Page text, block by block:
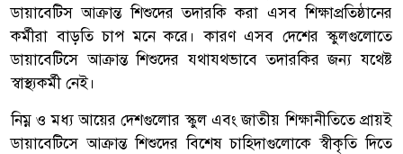
ডায়াবেটিস আক্রান্ত শিশুদের তদারকি করা এসব শিক্ষাপ্রতিষ্ঠানের
কর্মীরা বাড়তি চাপ মনে করে। কারণ এসব দেশের স্কুলগুলোতে
ডায়াবেটিসে আক্রান্ত শিশুদের যথাযথভাবে তদারকির জন্য যথেষ্ট
স্বাস্থ্যকর্মী নেই।
নিম্ন ও মধ্য আয়ের দেশগুলোর স্কুল এবং জাতীয় শিক্ষানীতিতে প্রায়ই
ডায়াবেটিসে আক্রান্ত শিশুদের বিশেষ চাহিদাগুলোকে স্বীকৃতি দিতে